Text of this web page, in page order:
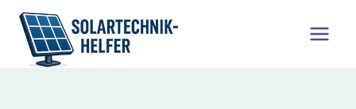
Zum
Inhalt
springen